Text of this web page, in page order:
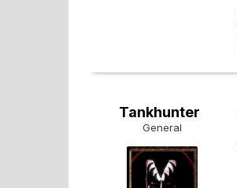
Tankhunter
General